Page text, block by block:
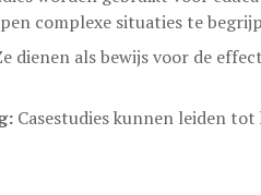
complexe situaties te
dienen als bewijs voor de
Casestudies kunnen leiden